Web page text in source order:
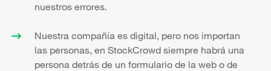
nuestros errores.
Nuestra compañía es digital, pero nos importan
las personas, en StockCrowd siempre habrá una
persona detrás de un formulario de la web o de